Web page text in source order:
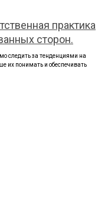
практика
сторон.
следить за тенденциями на
их понимать и обеспечивать